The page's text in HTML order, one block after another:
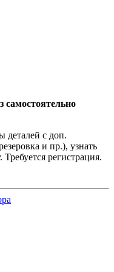
самостоятельно
деталей с доп.
и пр.), узнать
Требуется регистрация.